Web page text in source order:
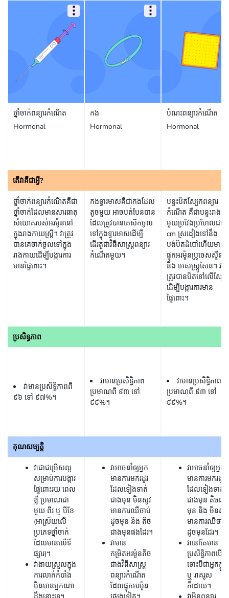
ថ្នាំចាក់ពន្យារកំណើត
Hormonal
តើ​វា​គឺជា​អ្វី?
ថ្នាំចាក់ពន្យារកំណើតគឺជា
ថ្នាំចាក់ដែលមានសារធាតុ
សំយោគរបស់អរម៉ូននៅ
ក្នុងរាងកាយស្រ្តី។ វាត្រូវ
បានគេចាក់ចូលទៅក្នុង
រាងកាយដើម្បីបង្ការការ
មានផ្ទៃពោះ។
ប្រសិទ្ធភាព
វាមានប្រសិទ្ធិភាពពី
៩៦ ទៅ​ ៩៧%។
គុណសម្បត្តិ
វាជាជម្រើសល្អ
សម្រាប់ការបង្ការ
ផ្ទៃពោះរយៈពេល
ខ្លី ប្រមាណជា
មួយ ពីរ ឬ បីខែ
(អាស្រ័យលើ
ប្រភេទថ្នាំចាក់
ដែលមានលើទី
ផ្សារ)។
វាងាយស្រួលក្នុង
ការលាក់កំបាំង
មិនមានអ្នកណា
កង
Hormonal
កងទ្វារមាសគឺជាកងដែល
តូចមួយ អាចបត់បែនបាន
ដែលត្រូវបានគេស៊កចូល
ទៅក្នុងទ្វារមាសដើម្បី
ដើរតួជាវិធីសាស្រ្តពន្យារ
កំណើតមួយ។
វាមានប្រសិទ្ធិភាព
ប្រមាណពី ៩៣ ទៅ​
៩៩%។
វាអាចនាំឲ្យអ្នក
មានការមករដូវ
ដែលទៀងទាត់
ជាងមុន មិនសូវ
មានការឈឺចាប់
ដូចមុន និង តិច
ជាងមុនផងដែរ។
វាមាន
កម្រិតអរម៉ូនតិច
ជាងវិធីសាស្រ្ត
ពន្យារកំណើត
ដែលផ្ទុកអរម៉ូន
បំណះពន្យារកំណើត
Hormonal
បន្ទះបិតស្បែកពន្យារ
កំណើត គឺជាបន្ទះរាងកា
មួយប្រវែងប្រហែលជា ៥
cm ស្រដៀងទៅនឹង
បង់បិតដំបៅ​ហើយមាន
ផ្ទុកអរម៉ូនប្រូចេសស្ទីន​
និង អេសស្រ្តូសែន។​ វា
ត្រូវបានបិតទៅលើស្បែក
ដើម្បីបង្ការការមាន
ផ្ទៃពោះ។
វាមានប្រសិទ្ធិភាព
ប្រមាណពី ៩៣ ទៅ​
៩៩%។
វាអាចនាំឲ្យអ្នក
មានការមករដូវ
ដែលទៀងទាត់
ជាងមុន តិចជា
មុន និង មិនសូវ
មានការឈឺចាប់
ដូចមុនដែរ។
វានៅតែមាន
ប្រសិទ្ធិភាពបើ
ទោះបីជាអ្នកក្អួត
ឬ រាគរូស
ក៏ដោយ។